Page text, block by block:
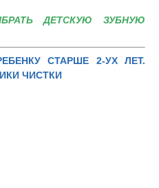
ДЕТСКУЮ ЗУБНУЮ
СТАРШЕ 2-УХ ЛЕТ.
ЧИСТКИ